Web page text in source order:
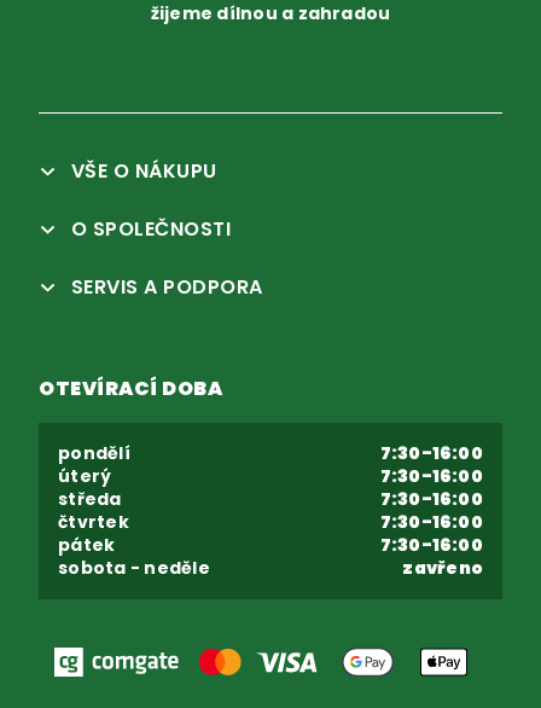
žijeme dílnou a zahradou
VŠE O NÁKUPU
O SPOLEČNOSTI
SERVIS A PODPORA
OTEVÍRACÍ DOBA
pondělí
7:30-16:00
úterý
7:30-16:00
středa
7:30-16:00
čtvrtek
7:30-16:00
pátek
7:30-16:00
sobota - neděle
zavřeno